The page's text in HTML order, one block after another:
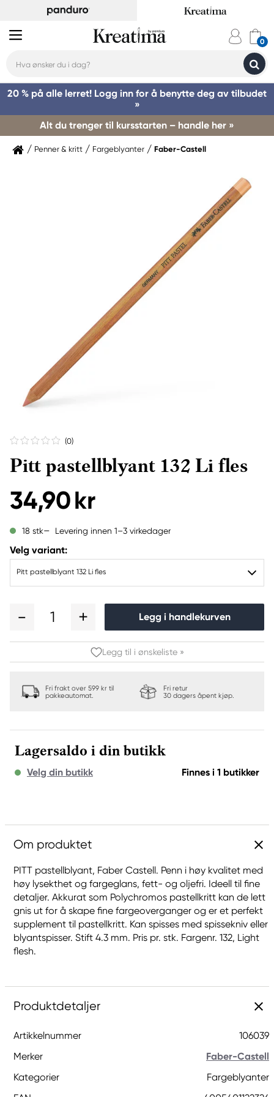
20 % på alle lerret! Logg inn for å benytte deg av tilbudet
»
Alt du trenger til kursstarten – handle her »
Penner & kritt Fargeblyanter Faber-Castell
(0)
Pitt pastellblyant 132 Li fles
34,90 kr
18 stk Levering innen 1–3 virkedager
Velg variant:
Pitt pastellblyant 132 Li fles
1 Legg i handlekurven
Legg til i ønskeliste »
Fri frakt over 599 kr til
pakkeautomat.
Fri retur
30 dagers åpent kjøp.
Lagersaldo i din butikk
Velg din butikk Finnes i 1 butikker
Om produktet
PITT pastellblyant, Faber Castell. Penn i høy kvalitet med
høy lysekthet og fargeglans, fett- og oljefri. Ideell til fine
detaljer. Akkurat som Polychromos pastellkritt kan de lett
gnis ut for å skape fine fargeoverganger og er et perfekt
supplement til pastellkritt. Kan spisses med spissekniv eller
blyantspisser. Stift 4.3 mm. Pris pr. stk. Fargenr. 132, Light
flesh.
Produktdetaljer
Artikkelnummer
106039
Merker
Faber-Castell
Kategorier
Fargeblyanter